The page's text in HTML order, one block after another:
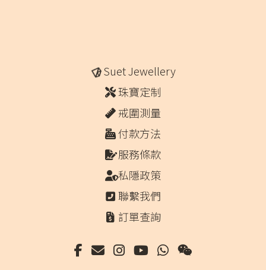
Suet Jewellery
珠寶定制
戒圍測量
付款方法
服務條款
私隱政策
聯繫我們
訂單查詢